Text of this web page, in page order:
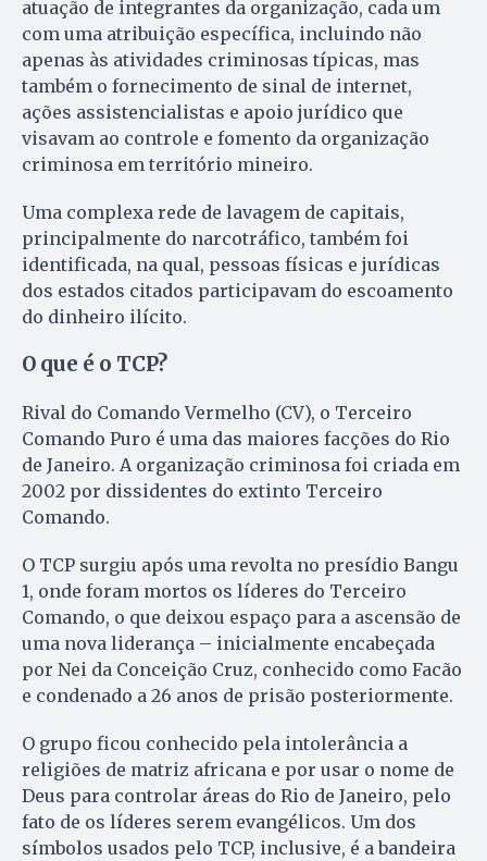
atuação de integrantes da organização, cada um
com uma atribuição específica, incluindo não
apenas às atividades criminosas típicas, mas
também o fornecimento de sinal de internet,
ações assistencialistas e apoio jurídico que
visavam ao controle e fomento da organização
criminosa em território mineiro.
Uma complexa rede de lavagem de capitais,
principalmente do narcotráfico, também foi
identificada, na qual, pessoas físicas e jurídicas
dos estados citados participavam do escoamento
do dinheiro ilícito.
O que é o TCP?
Rival do Comando Vermelho (CV), o Terceiro
Comando Puro é uma das maiores facções do Rio
de Janeiro. A organização criminosa foi criada em
2002 por dissidentes do extinto Terceiro
Comando.
O TCP surgiu após uma revolta no presídio Bangu
1, onde foram mortos os líderes do Terceiro
Comando, o que deixou espaço para a ascensão de
uma nova liderança – inicialmente encabeçada
por Nei da Conceição Cruz, conhecido como Facão
e condenado a 26 anos de prisão posteriormente.
O grupo ficou conhecido pela intolerância a
religiões de matriz africana e por usar o nome de
Deus para controlar áreas do Rio de Janeiro, pelo
fato de os líderes serem evangélicos. Um dos
símbolos usados pelo TCP, inclusive, é a bandeira